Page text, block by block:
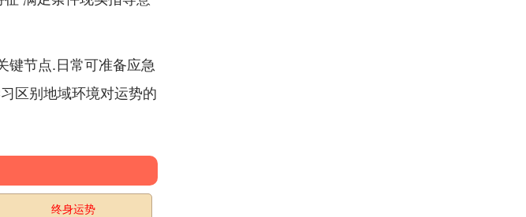
键节点.日常可准备应急
区别地域环境对运势的
终身运势